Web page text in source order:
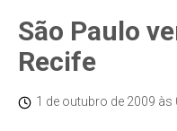
São Paulo
Recife
1 de outubro de 2009 às